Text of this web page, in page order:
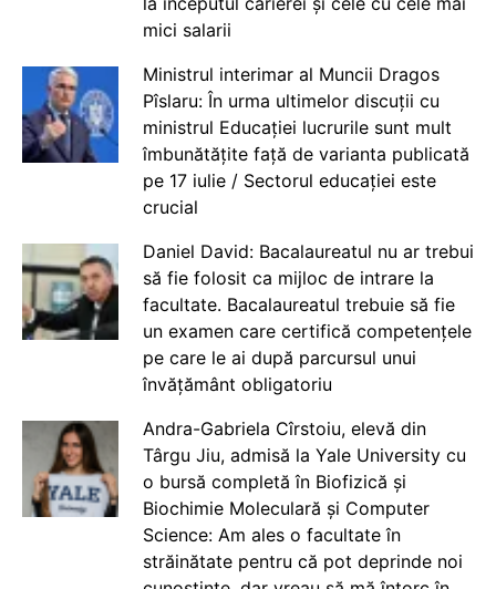
mici salarii
Ministrul interimar al Muncii Dragos
Pîslaru: În urma ultimelor discuții cu
ministrul Educației lucrurile sunt mult
îmbunătățite față de varianta publicată
pe 17 iulie / Sectorul educației este
crucial
Daniel David: Bacalaureatul nu ar trebui
să fie folosit ca mijloc de intrare la
facultate. Bacalaureatul trebuie să fie
un examen care certifică competențele
pe care le ai după parcursul unui
învățământ obligatoriu
Andra-Gabriela Cîrstoiu, elevă din
Târgu Jiu, admisă la Yale University cu
o bursă completă în Biofizică și
Biochimie Moleculară și Computer
Science: Am ales o facultate în
străinătate pentru că pot deprinde noi